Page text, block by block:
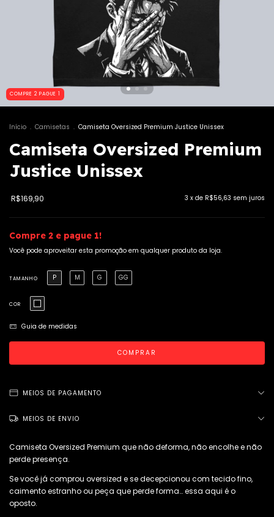
COMPRE 2 PAGUE 1
Início . Camisetas . Camiseta Oversized Premium Justice Unissex
Camiseta Oversized Premium
Justice Unissex
R$169,90 3 x de R$56,63 sem juros
Compre 2 e pague 1!
Você pode aproveitar esta promoção em qualquer produto da loja.
TAMANHO P M G GG
COR
Guia de medidas
MEIOS DE PAGAMENTO
MEIOS DE ENVIO
Camiseta Oversized Premium que não deforma, não encolhe e não
perde presença.
Se você já comprou oversized e se decepcionou com tecido fino,
caimento estranho ou peça que perde forma… essa aqui é o
oposto.